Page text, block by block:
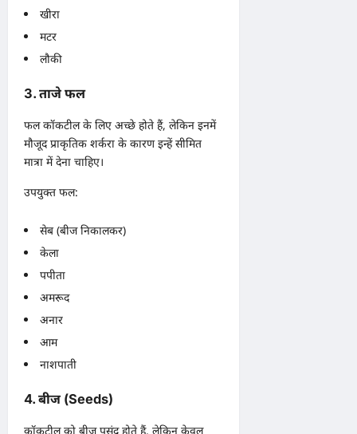
खीरा
मटर
लौकी
3. ताजे फल
फल कॉकटील के लिए अच्छे होते हैं, लेकिन इनमें
मौजूद प्राकृतिक शर्करा के कारण इन्हें सीमित
मात्रा में देना चाहिए।
उपयुक्त फल:
सेब (बीज निकालकर)
केला
पपीता
अमरूद
अनार
आम
नाशपाती
4. बीज (Seeds)
कॉकटील को बीज पसंद होते हैं, लेकिन केवल